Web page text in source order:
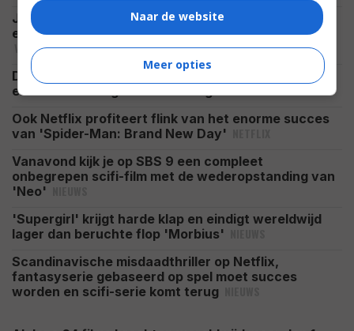
Jason Statham gaat weer helemaal los in 'Mutiny'
en laat zien waarom hij nog altijd dé actieheld is
VIDEO
De nieuwste Godzilla-film wordt groter en woester,
en duurt ook nog eens flink langNIEUWS
Ook Netflix profiteert flink van het enorme succes
van 'Spider-Man: Brand New Day'
Vanavond kijk je op SBS 9 een compleet
onbegrepen scifi-film met de wederopstanding van
'Neo'
'Supergirl' krijgt harde klap en eindigt wereldwijd
lager dan beruchte flop 'Morbius'
Scandinavische misdaadthriller op Netflix,
fantasyserie gebaseerd op spel moet succes
worden en scifi-serie komt terug
Naar de website
Meer opties